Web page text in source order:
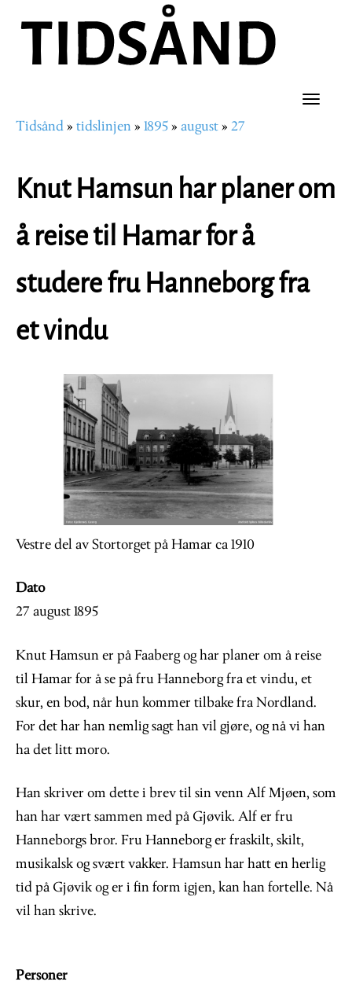
hovedinnhold
Toggle
Navigasjonssti
Tidsånd tidslinjen 1895 august 27
Knut Hamsun har planer om
å reise til Hamar for å
studere fru Hanneborg fra
et vindu
Vestre del av Stortorget på Hamar ca 1910
Dato
27 august 1895
Knut Hamsun er på Faaberg og har planer om å reise
til Hamar for å se på fru Hanneborg fra et vindu, et
skur, en bod, når hun kommer tilbake fra Nordland.
For det har han nemlig sagt han vil gjøre, og nå vi han
ha det litt moro.
Han skriver om dette i brev til sin venn Alf Mjøen, som
han har vært sammen med på Gjøvik. Alf er fru
Hanneborgs bror. Fru Hanneborg er fraskilt, skilt,
musikalsk og svært vakker. Hamsun har hatt en herlig
tid på Gjøvik og er i fin form igjen, kan han fortelle. Nå
vil han skrive.
Personer